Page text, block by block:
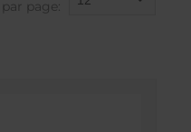
par page: